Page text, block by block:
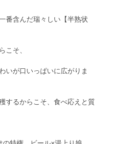
番含んだ瑞々しい【半熟状
こそ、
いが口いっぱいに広がりま
するからこそ、食べ応えと質